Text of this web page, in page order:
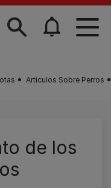
Artículos Sobre Perros
de los